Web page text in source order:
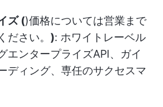
ズ ()価格については営業まで
ださい。 ): ホワイトレーベル
エンタープライズAPI、ガイ
ディング、専任のサクセスマ